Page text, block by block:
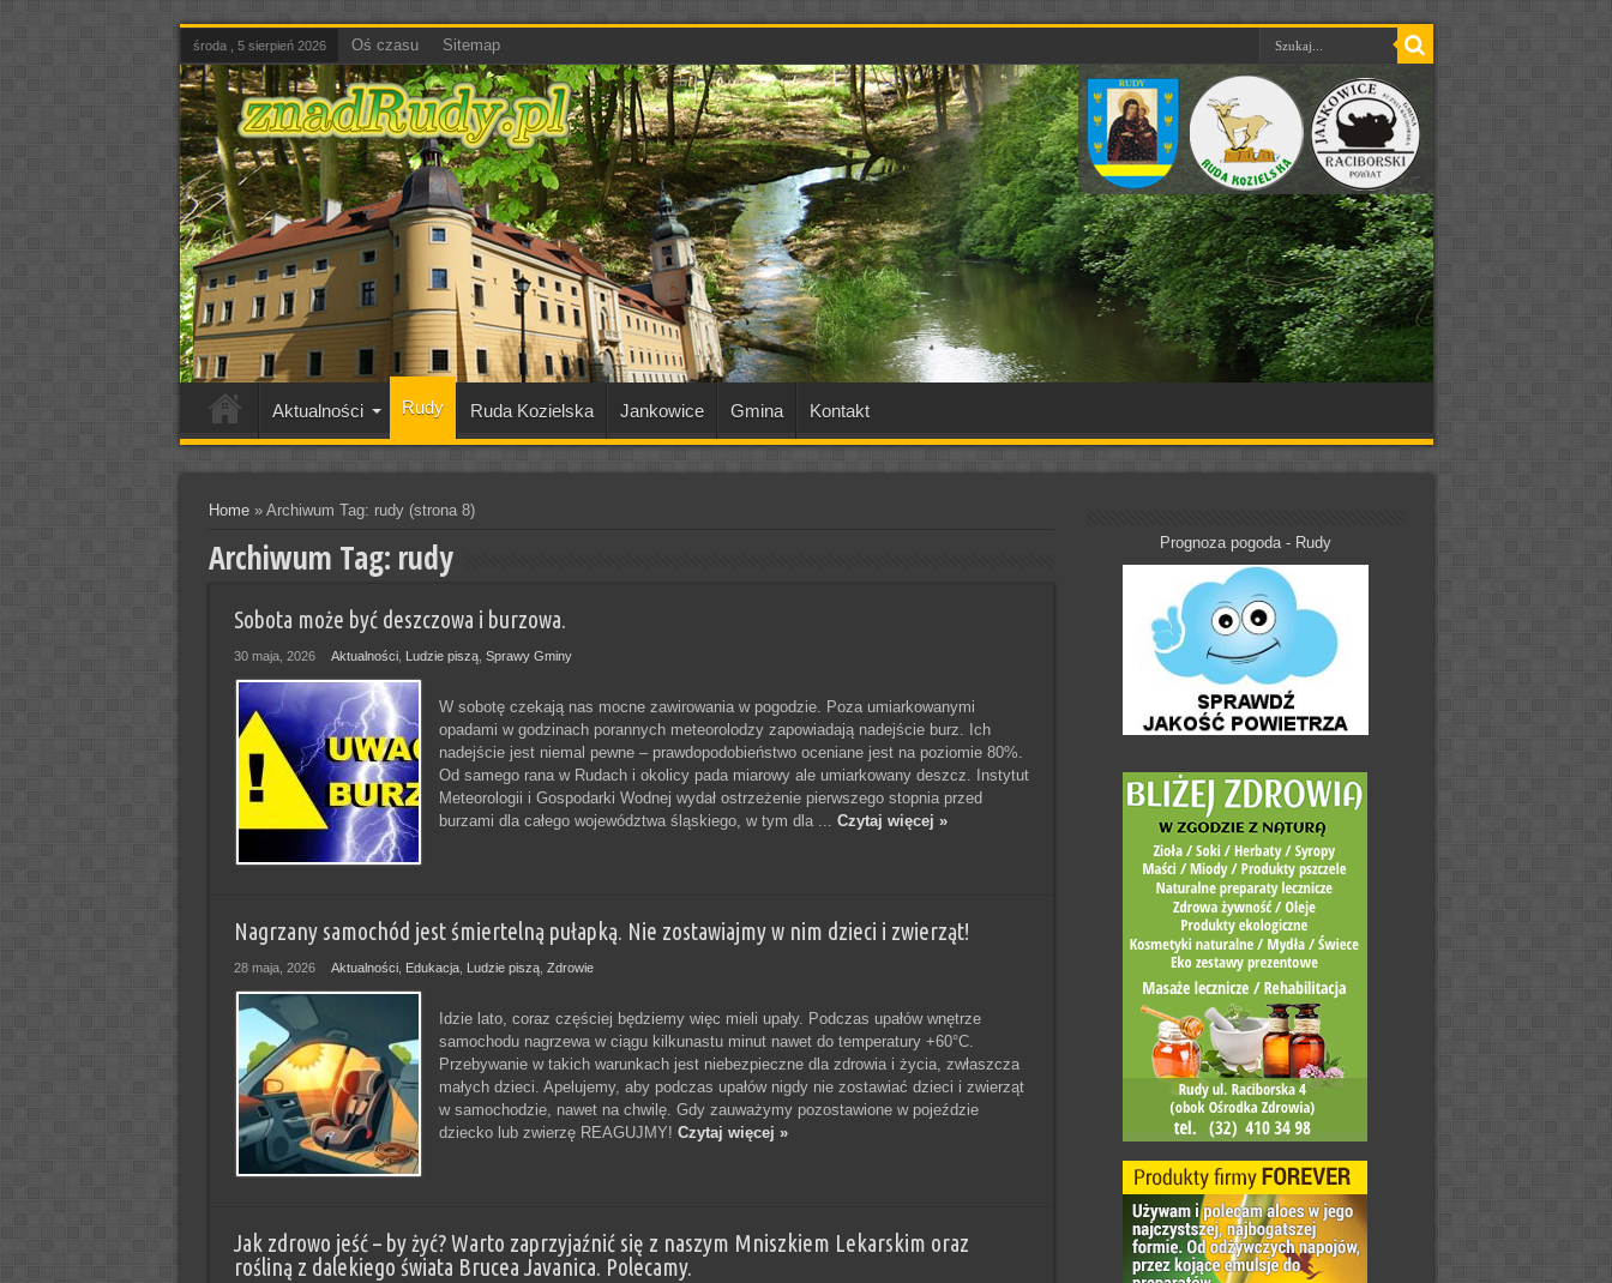
środa , 5 sierpień 2026 Oś czasu Sitemap
Aktualności Rudy Ruda Kozielska Jankowice Gmina Kontakt
Home» Archiwum Tag: rudy(strona 8)
Archiwum Tag: rudy
Sobota może być deszczowa i burzowa.
30 maja, 2026 Aktualności, Ludzie piszą, Sprawy Gminy
W sobotę czekają nas mocne zawirowania w pogodzie. Poza umiarkowanymi
opadami w godzinach porannych meteorolodzy zapowiadają nadejście burz. Ich
nadejście jest niemal pewne – prawdopodobieństwo oceniane jest na poziomie 80%.
Od samego rana w Rudach i okolicy pada miarowy ale umiarkowany deszcz. Instytut
Meteorologii i Gospodarki Wodnej wydał ostrzeżenie pierwszego stopnia przed
burzami dla całego województwa śląskiego, w tym dla ... Czytaj więcej »
Nagrzany samochód jest śmiertelną pułapką. Nie zostawiajmy w nim dzieci i zwierząt!
28 maja, 2026 Aktualności, Edukacja, Ludzie piszą, Zdrowie
Idzie lato, coraz częściej będziemy więc mieli upały. Podczas upałów wnętrze
samochodu nagrzewa w ciągu kilkunastu minut nawet do temperatury +60°C.
Przebywanie w takich warunkach jest niebezpieczne dla zdrowia i życia, zwłaszcza
małych dzieci. Apelujemy, aby podczas upałów nigdy nie zostawiać dzieci i zwierząt
w samochodzie, nawet na chwilę. Gdy zauważymy pozostawione w pojeździe
dziecko lub zwierzę REAGUJMY! Czytaj więcej »
Jak zdrowo jeść – by żyć? Warto zaprzyjaźnić się z naszym Mniszkiem Lekarskim oraz
rośliną z dalekiego świata Brucea Javanica. Polecamy.
Prognoza pogoda - Rudy